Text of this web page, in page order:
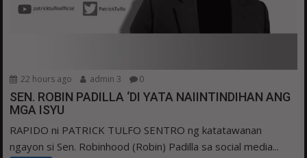
22 hours ago admin 3 0
SEN. ROBIN PADILLA ‘DI YATA NAIINTINDIHAN ANG
MGA ISYU
RAPIDO ni PATRICK TULFO SENTRO ng katatawanan
ngayon si Sen. Robinhood (Robin) Padilla sa social media...